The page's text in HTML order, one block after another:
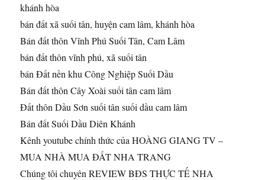
khánh hòa
bán đất xã suối tân, huyện cam lâm, khánh hòa
Bán đất thôn Vĩnh Phú Suối Tân, Cam Lâm
bán đất thôn vĩnh phú, xã suối tân
bán Đất nền khu Công Nghiệp Suối Dầu
Bán đất thôn Cây Xoài suối tân cam lâm
Đất thôn Dầu Sơn suối tân suối dầu cam lâm
Bán đất Suối Dầu Diên Khánh
Kênh youtube chính thức của HOÀNG GIANG TV –
MUA NHÀ MUA ĐẤT NHA TRANG
Chúng tôi chuyên REVIEW BĐS THỰC TẾ NHA